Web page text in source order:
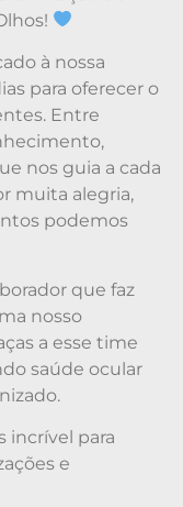
à nossa
para oferecer o
Entre
nos guia a cada
muita alegria,
podemos
que faz
nosso
a esse time
saúde ocular
incrível para
e